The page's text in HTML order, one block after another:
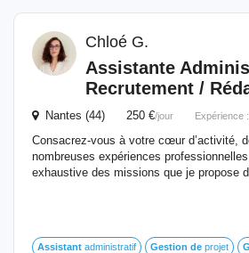
Chloé G.
Assistante
Recrutement /
Nantes (44) 250 €/jour Expérience :
Consacrez-vous à votre cœur d’activité,
nombreuses expériences
exhaustive des missions que je propose
Assistant administratif Gestion de projet